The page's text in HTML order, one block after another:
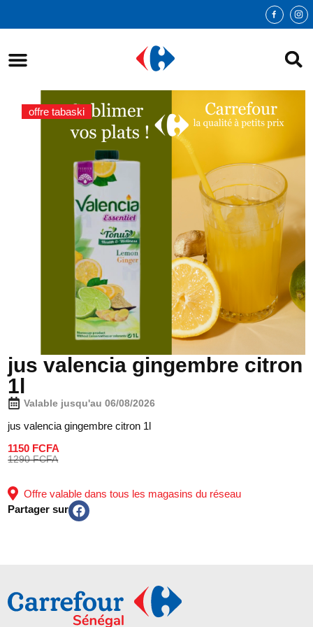
offre tabaski
jus valencia gingembre citron
1l
Valable jusqu'au 06/08/2026
jus valencia gingembre citron 1l
1150 FCFA
1290 FCFA
Offre valable dans tous les magasins du réseau
Partager sur